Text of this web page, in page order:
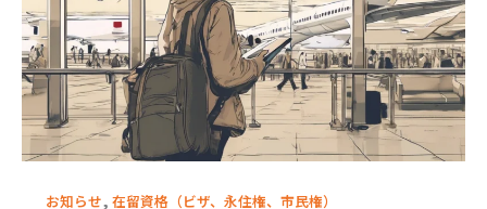
お知らせ, 在留資格（ビザ、永住権、市民権）